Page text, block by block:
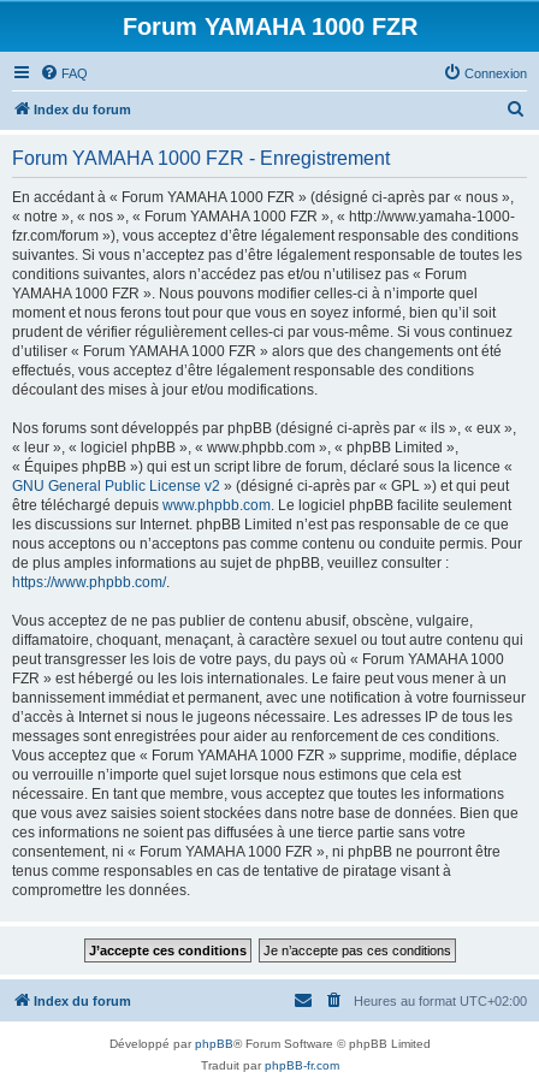
Forum YAMAHA 1000 FZR
FAQ Connexion
Index du forum
Forum YAMAHA 1000 FZR - Enregistrement
En accédant à « Forum YAMAHA 1000 FZR » (désigné ci-après par « nous »,
« notre », « nos », « Forum YAMAHA 1000 FZR », « http://www.yamaha-1000-
fzr.com/forum »), vous acceptez d’être légalement responsable des conditions
suivantes. Si vous n’acceptez pas d’être légalement responsable de toutes les
conditions suivantes, alors n’accédez pas et/ou n’utilisez pas « Forum
YAMAHA 1000 FZR ». Nous pouvons modifier celles-ci à n’importe quel
moment et nous ferons tout pour que vous en soyez informé, bien qu’il soit
prudent de vérifier régulièrement celles-ci par vous-même. Si vous continuez
d’utiliser « Forum YAMAHA 1000 FZR » alors que des changements ont été
effectués, vous acceptez d’être légalement responsable des conditions
découlant des mises à jour et/ou modifications.
Nos forums sont développés par phpBB (désigné ci-après par « ils », « eux »,
« leur », « logiciel phpBB », « www.phpbb.com », « phpBB Limited »,
« Équipes phpBB ») qui est un script libre de forum, déclaré sous la licence «
GNU General Public License v2 » (désigné ci-après par « GPL ») et qui peut
être téléchargé depuis www.phpbb.com. Le logiciel phpBB facilite seulement
les discussions sur Internet. phpBB Limited n’est pas responsable de ce que
nous acceptons ou n’acceptons pas comme contenu ou conduite permis. Pour
de plus amples informations au sujet de phpBB, veuillez consulter :
https://www.phpbb.com/.
Vous acceptez de ne pas publier de contenu abusif, obscène, vulgaire,
diffamatoire, choquant, menaçant, à caractère sexuel ou tout autre contenu qui
peut transgresser les lois de votre pays, du pays où « Forum YAMAHA 1000
FZR » est hébergé ou les lois internationales. Le faire peut vous mener à un
bannissement immédiat et permanent, avec une notification à votre fournisseur
d’accès à Internet si nous le jugeons nécessaire. Les adresses IP de tous les
messages sont enregistrées pour aider au renforcement de ces conditions.
Vous acceptez que « Forum YAMAHA 1000 FZR » supprime, modifie, déplace
ou verrouille n’importe quel sujet lorsque nous estimons que cela est
nécessaire. En tant que membre, vous acceptez que toutes les informations
que vous avez saisies soient stockées dans notre base de données. Bien que
ces informations ne soient pas diffusées à une tierce partie sans votre
consentement, ni « Forum YAMAHA 1000 FZR », ni phpBB ne pourront être
tenus comme responsables en cas de tentative de piratage visant à
compromettre les données.
Index du forum Heures au format UTC+02:00
Développé parphpBB® Forum Software © phpBB Limited
Traduit parphpBB-fr.com